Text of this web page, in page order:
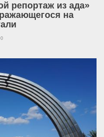
репортаж из ада»
на